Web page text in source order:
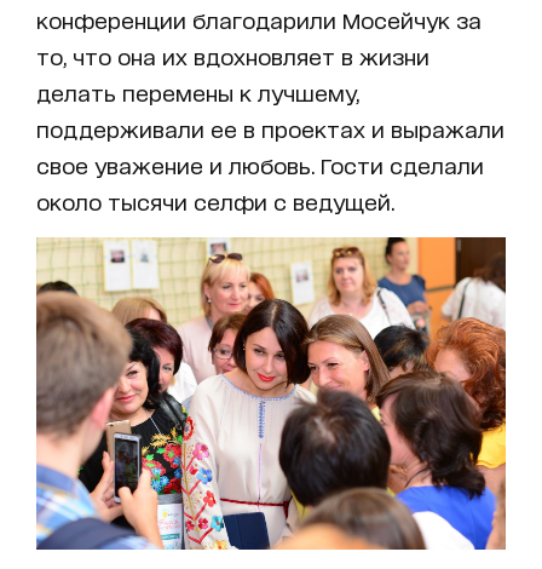
конференции благодарили Мосейчук за
то, что она их вдохновляет в жизни
делать перемены к лучшему,
поддерживали ее в проектах и выражали
свое уважение и любовь. Гости сделали
около тысячи селфи с ведущей.